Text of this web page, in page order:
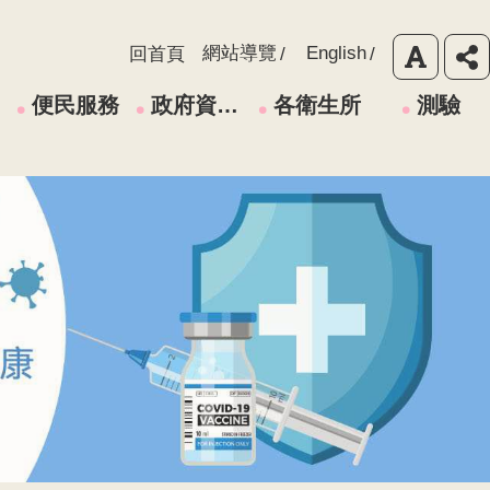
回首頁 網站導覽 English
便民服務 政府資訊公開 各衛生所 測驗